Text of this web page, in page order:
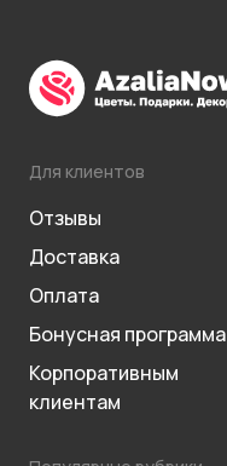
Для клиентов
Отзывы
Доставка
Оплата
Бонусная программа
Корпоративным
клиентам